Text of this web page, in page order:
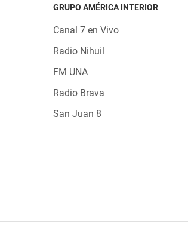
GRUPO AMÉRICA INTERIOR
Canal 7 en Vivo
Radio Nihuil
FM UNA
Radio Brava
San Juan 8